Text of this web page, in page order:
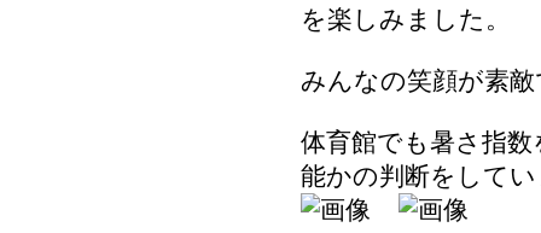
を楽しみました。
みんなの笑顔が素
体育館でも暑さ指
能かの判断をして